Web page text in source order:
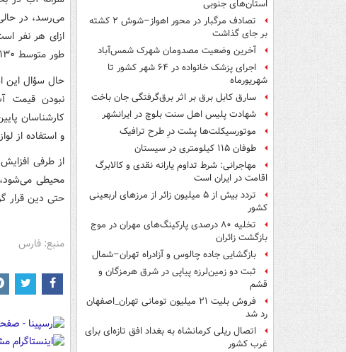
استان‌های جنوبی
تصادف مرگبار در محور اهواز–شوش ۲ کشته
بر جای گذاشت
آخرین وضعیت مصدومان شهرک شمس‌آباد
اجرای پزشک خانواده در ۶۴ شهر کشور تا
شهریورماه
سارق کابل برق بر اثر برق‌گرفتگی جان باخت
شهادت پلیس اهل سنت بلوچ در ایرانشهر
موتورسیکلت‌ها پشت درِ طرح ترافیک
طوفان ۱۱۵ کیلومتری در سیستان
مهاجرانی: شرط تداوم یارانه نقدی و کالابرگ
اقامت در ایران است
تردد بیش از ۵ میلیون زائر از مرزهای اربعینی
کشور
تخلیه ۸۰ درصدی پارکینگ‌های مهران در موج
بازگشت زائران
بازگشایی جاده چالوس و آزادراه تهران–شمال
ثبت دو زمین‌لرزه پیاپی در شرق هرمزگان و
قشم
فروش بلیت ۲۱ میلیون تومانی تهران_اصفهان
رد شد
اتصال ریلی کرمانشاه به بغداد افق تازه‌ای برای
غرب کشور
ازای هر نفر
طور متوسط ۱۳۰ لیتر در شبانه روز است.
حال سؤال این
نبودن قیمت
کارشناسان
و استفاده از
از طرفی
محیطی می‌شود،
حتی دین قرار
منبع: فارس